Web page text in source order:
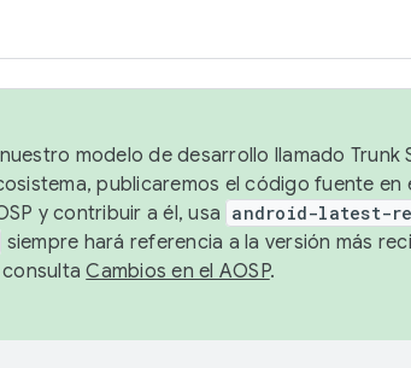
modelo de desarrollo llamado Trunk
publicaremos el código fuente en
y contribuir a él, usa android-latest-
siempre hará referencia a la versión más
consultaCambios en el AOSP.